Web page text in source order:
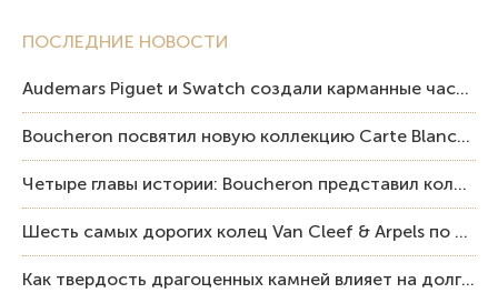
ПОСЛЕДНИЕ НОВОСТИ
Audemars Piguet и Swatch создали карманные часы в эстетике Royal Oak и Pop Art
Boucheron посвятил новую коллекцию Carte Blanche Human Being человеку и силе мастерства
Четыре главы истории: Boucheron представил коллекцию «Nom: Boucheron, Prénom: Frédéric»
Шесть самых дорогих колец Van Cleef & Arpels по итогам аукционов Sotheby’s
Как твердость драгоценных камней влияет на долговечность ювелирных изделий